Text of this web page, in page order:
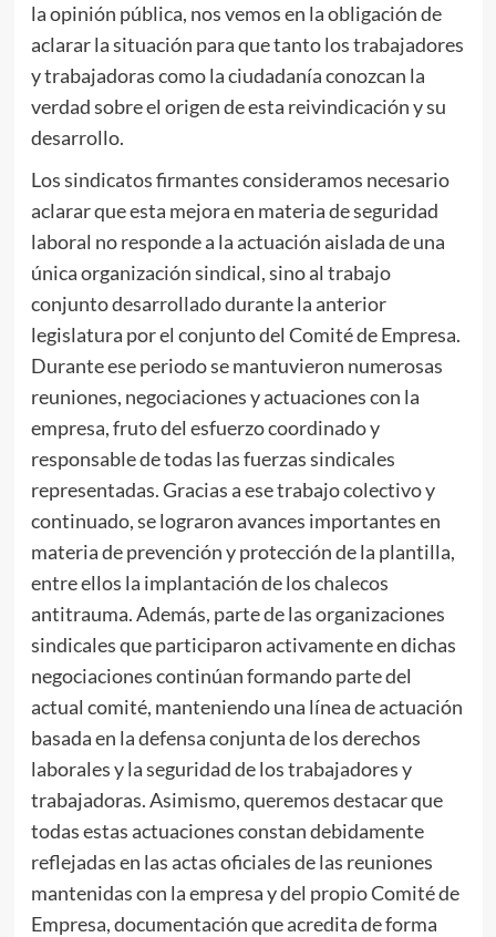
la opinión pública, nos vemos en la obligación de
aclarar la situación para que tanto los trabajadores
y trabajadoras como la ciudadanía conozcan la
verdad sobre el origen de esta reivindicación y su
desarrollo.
Los sindicatos firmantes consideramos necesario
aclarar que esta mejora en materia de seguridad
laboral no responde a la actuación aislada de una
única organización sindical, sino al trabajo
conjunto desarrollado durante la anterior
legislatura por el conjunto del Comité de Empresa.
Durante ese periodo se mantuvieron numerosas
reuniones, negociaciones y actuaciones con la
empresa, fruto del esfuerzo coordinado y
responsable de todas las fuerzas sindicales
representadas. Gracias a ese trabajo colectivo y
continuado, se lograron avances importantes en
materia de prevención y protección de la plantilla,
entre ellos la implantación de los chalecos
antitrauma. Además, parte de las organizaciones
sindicales que participaron activamente en dichas
negociaciones continúan formando parte del
actual comité, manteniendo una línea de actuación
basada en la defensa conjunta de los derechos
laborales y la seguridad de los trabajadores y
trabajadoras. Asimismo, queremos destacar que
todas estas actuaciones constan debidamente
reflejadas en las actas oficiales de las reuniones
mantenidas con la empresa y del propio Comité de
Empresa, documentación que acredita de forma